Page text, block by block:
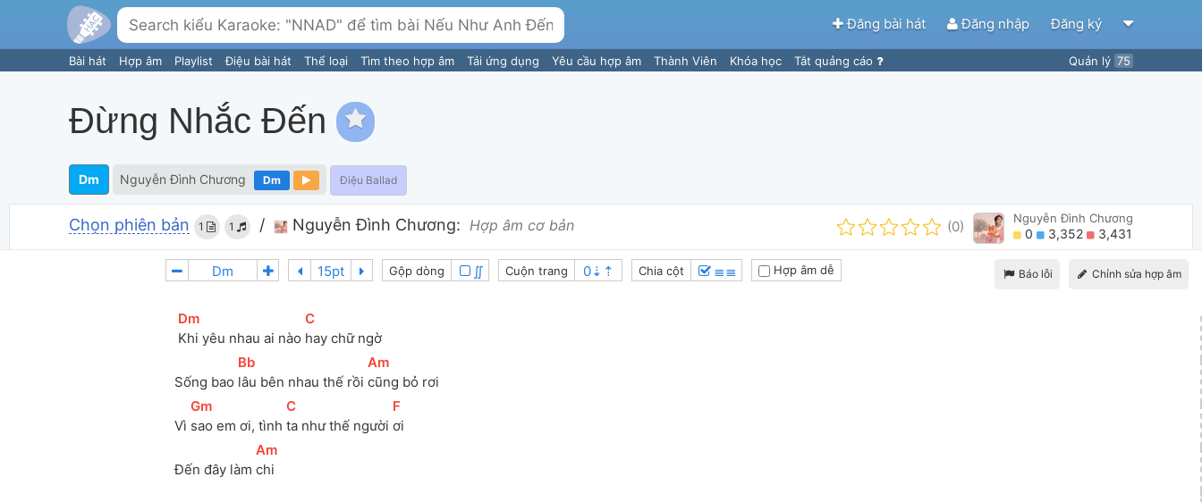
Đăng bài hát Đăng nhập Đăng ký
Bài hát Hợp âm Playlist Điệu bài hát Thể loại Tìm theo hợp âm Tải ứng dụng Yêu cầu hợp âm Thành Viên Khóa học Tắt quảng cáo Quản lý 75
Đừng Nhắc Đến
Dm Nguyễn Đình Chương Dm Điệu Ballad
Chọn phiên bản 1 1 / Nguyễn Đình Chương: Hợp âm cơ bản (0)
Nguyễn Đình Chương
0 3,352 3,431
Báo lỗi Chỉnh sửa hợp âm
Gộp dòng ∬ Cuộn trang Chia cột ≣≣ Hợp âm dễ
[Dm
Khi yêu nhau ai nào
[
C
hay chữ ngờ
Sống bao
[Bb
lâu bên nhau thế rồi
[
Am
cũng bỏ rơi
Vì
[
Gm
sao em ơi, tình
[
C
ta như thế người
[F
ơi
Đến đây làm
[
Am
chi